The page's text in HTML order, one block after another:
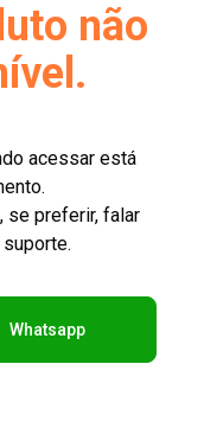
não
acessar está
se preferir, falar
Whatsapp